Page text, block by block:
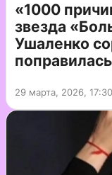
«1000
звезда
Ушаленко
поправилась
29 марта, 2026, 17:30